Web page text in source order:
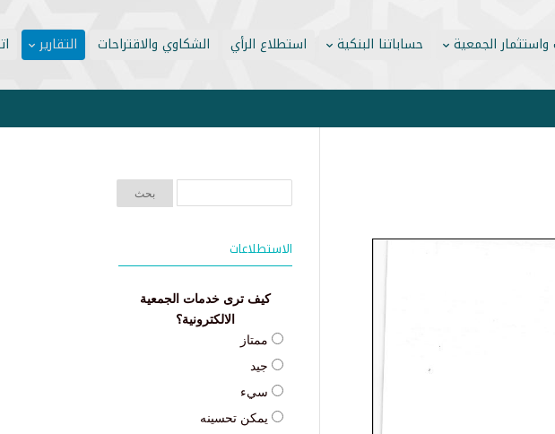
واستثمار الجمعية حساباتنا البنكية استطلاع الرأي الشكاوي والاقتراحات التقارير
الاستطلاعات
كيف ترى خدمات الجمعية
الالكترونية؟
ممتاز
جيد
سيء
يمكن تحسينه